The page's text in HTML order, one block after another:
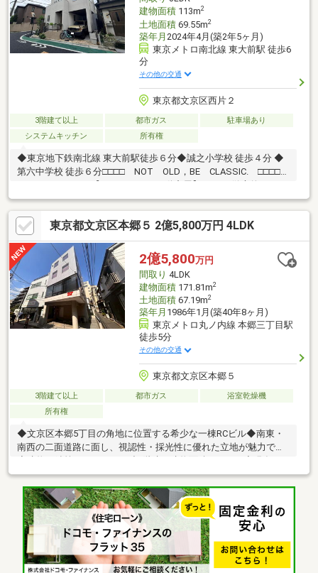
２ヶ所、前面棟無、通風良好、眺望良好、３階建以上
建物面積113m2
土地面積69.55m2
築年月 2024年4月(築2年5ヶ月)
東京メトロ南北線 東大前駅 徒歩6
分
その他の交通
東京都文京区西片２
3階建て以上 都市ガス
駐車場あり
システムキッチン
所有権
◆東京地下鉄南北線 東大前駅徒歩６分◆誠之小学校 徒歩４分 ◆
第六中学校 徒歩６分□□□□ NOT OLD，BE CLASSIC. □□□□■
顧客主義を貫く事をお約束いたします■都心エリアに特化した情
報網を駆使し、最良の不動産をご提案■住宅ローンシュミレーシ
ョン無料相談会 毎日随時開催中■ウォールメイトオリジナルの
住宅購入・住替え等について 分かりやすく解説したガイドブック
をご希望者様に【無料プレゼント】～弊社ホームページ～
https://wallmate.co.jp/～
東京都文京区本郷５ 2億5,800万円 4LDK
2億5,800万円
間取り 4LDK
建物面積171.81m2
土地面積67.19m2
築年月 1986年1月(築40年8ヶ月)
東京メトロ丸ノ内線 本郷三丁目駅
徒歩5分
その他の交通
東京都文京区本郷５
3階建て以上 都市ガス
浴室乾燥機
所有権
◆文京区本郷5丁目の角地に位置する希少な一棟RCビル◆南東・
南西の二面道路に面し、視認性・採光性に優れた立地が魅力です
空ビルのため、賃貸・自社利用・将来的な収益化など柔軟な運用
が可能◆文教エリアとしてのブランド力と都心アクセスを兼ね備
え、長期保有にも適した高い資産性を誇ります◆駐車場付き、周
辺には生活利便施設も充実。投資家様にもぜひご検討いただきた
い一棟です。◆リフォームをして賃貸併用しての検討も可能です
■ご案内・物件詳細・周辺物件のご請求はお気軽にどうぞ※お電話
の場合：070-8580-2139 (担当直通)